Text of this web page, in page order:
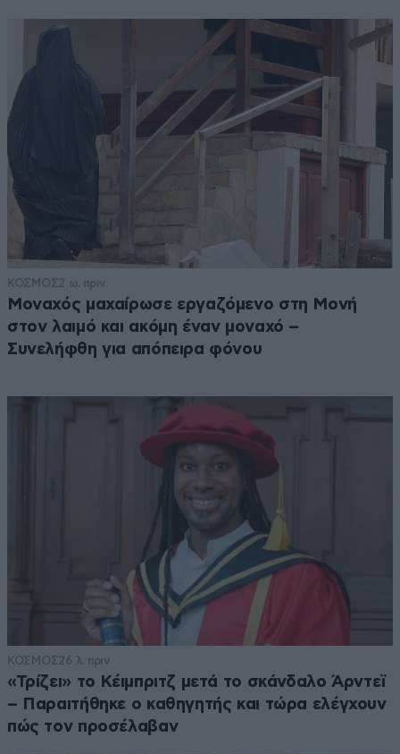
ΚΟΣΜΟΣ2 ω. πριν
Μοναχός μαχαίρωσε εργαζόμενο στη Μονή
στον λαιμό και ακόμη έναν μοναχό –
Συνελήφθη για απόπειρα φόνου
ΚΟΣΜΟΣ26 λ. πριν
«Τρίζει» το Κέιμπριτζ μετά το σκάνδαλο Άρντεϊ
– Παραιτήθηκε ο καθηγητής και τώρα ελέγχουν
πώς τον προσέλαβαν